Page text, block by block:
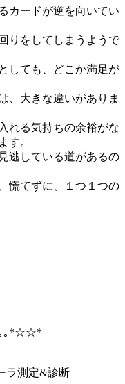
カードが逆を向いてい
りをしてしまうようで
しても、どこか満足が
、大きな違いがありま
れる気持ちの余裕がな
す。
逃している道があるの
慌てずに、１つ１つの
｡*☆☆*
ラ測定&診断